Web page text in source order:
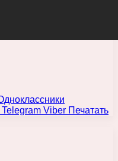
Telegram Viber Печатать